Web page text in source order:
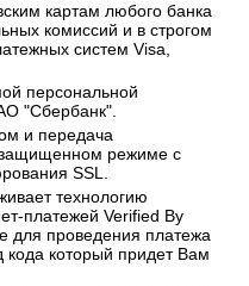
картам любого банка
комиссий и в строгом
систем Visa,
персональной
"Сбербанк".
и передача
режиме с
SSL.
технологию
платежей Verified By
для проведения платежа
кода который придет Вам